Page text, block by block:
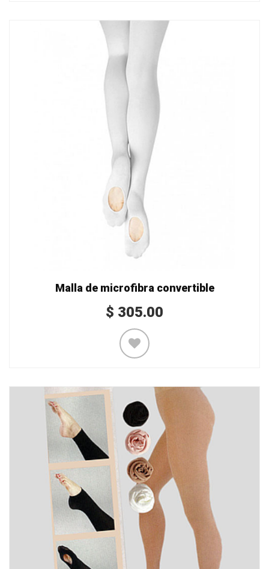
Malla de microfibra convertible
$ 305.00